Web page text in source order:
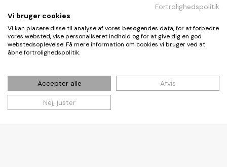
Redaktionen
redaktionen@ops-indsigt.dk
© De Fire Vinde ApS 2026
Fortrolighedspolitik
Vi bruger cookies
Vi kan placere disse til analyse af vores besøgendes data, for at forbedre
vores websted, vise personaliseret indhold og for at give dig en god
webstedsoplevelse. Få mere information om cookies vi bruger ved at
åbne fortrolighedspolitik.
Accepter alle Afvis
Nej, juster